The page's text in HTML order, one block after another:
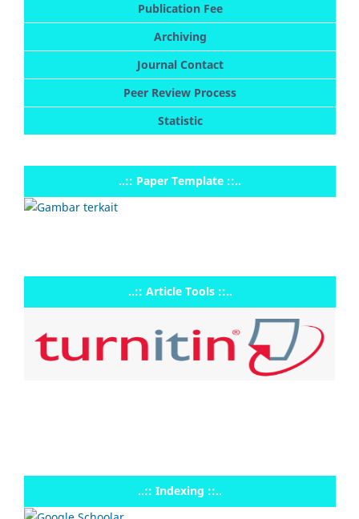
Publication Fee
Archiving
Journal Contact
Peer Review Process
Statistic
..:: Paper Template ::..
..:: Article Tools ::..
..:: Indexing ::..